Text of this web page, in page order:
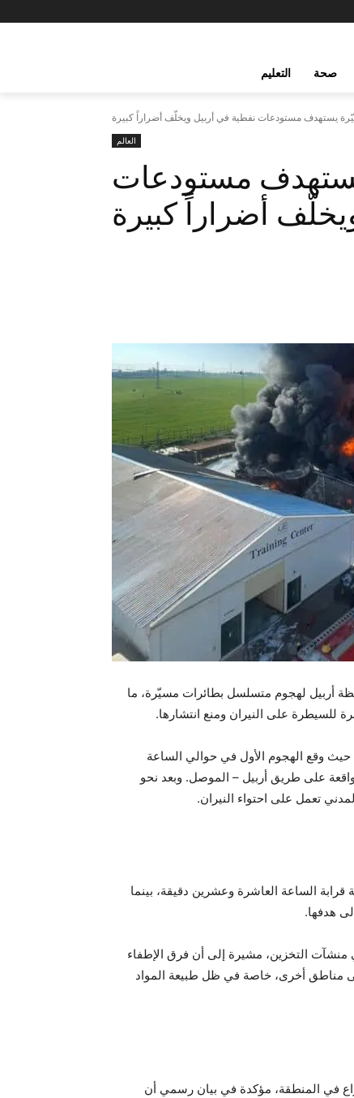
صحة التعليم
يستهدف مستودعات نفطية في أربيل ويخلّف أضراراً كبيرة
العالم
مستودعات
أضراراً كبيرة
أربيل لهجوم متسلسل بطائرات مسيّرة، ما
للسيطرة على النيران ومنع انتشارها.
حيث وقع الهجوم الأول في حوالي الساعة
على طريق أربيل – الموصل. وبعد نحو
تعمل على احتواء النيران.
الساعة العاشرة وعشرين دقيقة، بينما
هدفها.
التخزين، مشيرة إلى أن فرق الإطفاء
مناطق أخرى، خاصة في ظل طبيعة المواد
في المنطقة، مؤكدة في بيان رسمي أن